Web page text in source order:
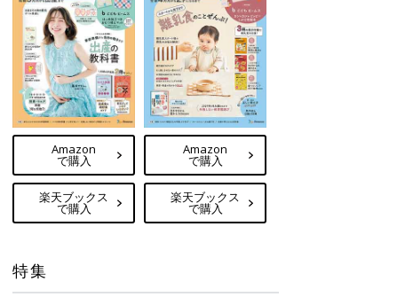
Amazon
で購入
楽天ブックス
で購入
Amazon
で購入
楽天ブックス
で購入
特集